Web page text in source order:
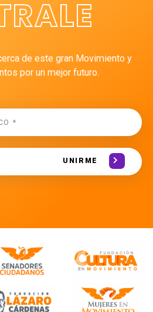
de este gran Movimiento y
por un mejor futuro.
UNIRME